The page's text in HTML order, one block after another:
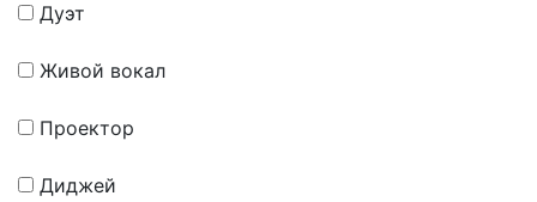
Дуэт
Живой вокал
Проектор
Диджей